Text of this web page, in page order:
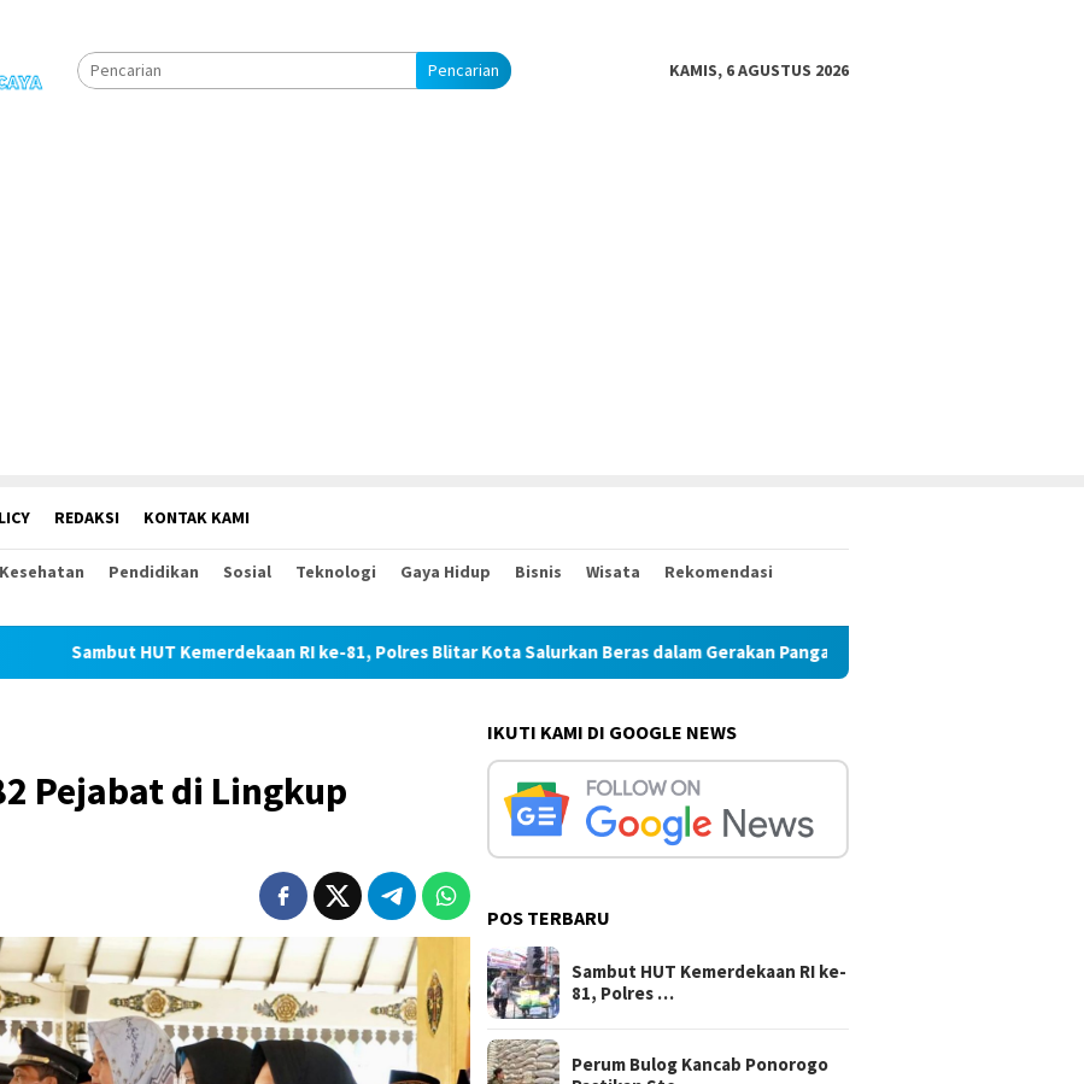
Pencarian KAMIS, 6 AGUSTUS 2026
REDAKSI KONTAK KAMI
Kesehatan Pendidikan Sosial Teknologi Gaya Hidup Bisnis Wisata
Rekomendasi
HUT Kemerdekaan RI ke-81, Polres Blitar Kota Salurkan Beras dalam Gerakan Pangan Murah
Pejabat di Lingkup
IKUTI KAMI DI GOOGLE NEWS
POS TERBARU
Sambut HUT Kemerdekaan RI ke-
81, Polres …
Perum Bulog Kancab Ponorogo